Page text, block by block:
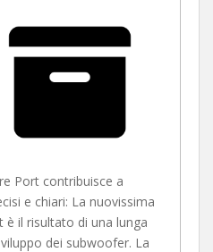
Port contribuisce a
e chiari: La nuovissima
è il risultato di una lunga
dei subwoofer. La